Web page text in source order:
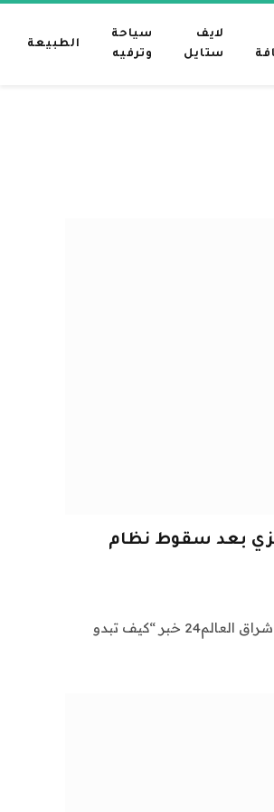
لايف
ستايل
سياحة
وترفيه
الطبيعة
بعد سقوط نظام
اشراق العالم 24 متابعات عالمية عاجلة: نقدم لكم في اشراق العالم24 خبر “كيف تبدو